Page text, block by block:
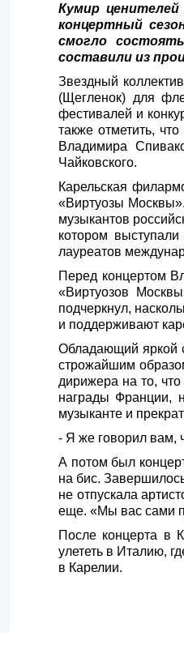
Кумир
концертный
смогло
составили из
Звездный
(Щегленок) для
фестивалей и
также отметить,
Владимира
Чайковского.
Карельская
«Виртуозы
музыкантов
котором
лауреатов
Перед концертом
«Виртуозов
подчеркнул,
и поддерживают
Обладающий яркой
строжайшим
дирижера на то,
награды Франции,
музыканте и
- Я же говорил вам,
А потом был
на бис.
не отпускала
еще. «Мы вас сами
После концерта в
улететь в Италию,
в Карелии.
Продолжая использовать